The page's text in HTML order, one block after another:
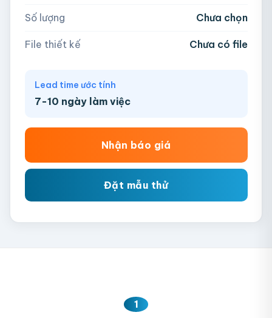
Số lượng Chưa chọn
File thiết kế Chưa có file
Lead time ước tính
7-10 ngày làm việc
Nhận báo giá
Đặt mẫu thử
1